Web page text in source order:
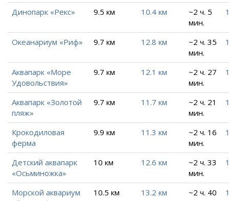
Динопарк «Рекс» 9.5 км 10.4 км
~2 ч. 5
мин.
Океанариум «Риф» 9.7 км 12.8 км
~2 ч. 35
мин.
Аквапарк «Море
Удовольствия»
9.7 км 12.1 км
~2 ч. 27
мин.
Аквапарк «Золотой
пляж»
9.7 км 11.7 км
~2 ч. 21
мин.
Крокодиловая
ферма
9.9 км 11.3 км
~2 ч. 16
мин.
Детский аквапарк
«Осьминожка»
10 км 12.6 км
~2 ч. 33
мин.
Морской аквариум
10.5 км 13.2 км
~2 ч. 40